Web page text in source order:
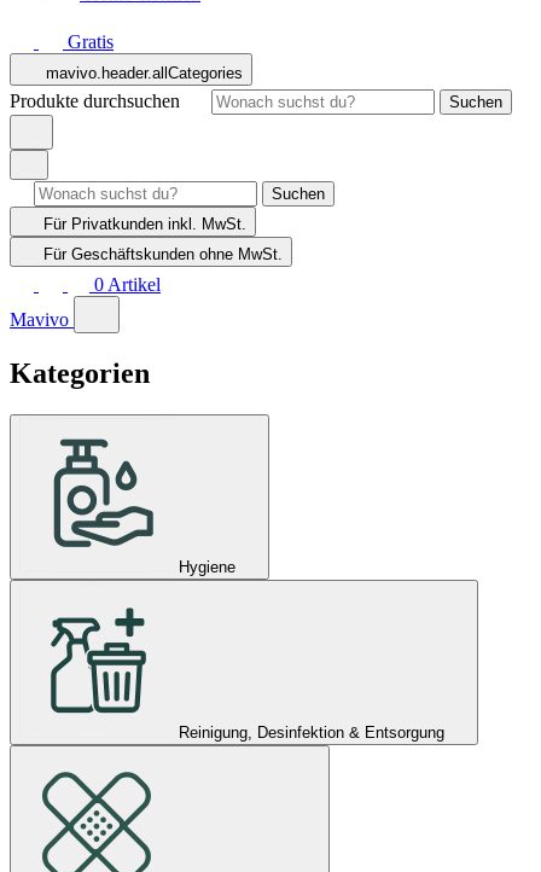
Gratis
mavivo.header.allCategories
Produkte durchsuchen Suchen
Suchen
Für Privatkunden inkl. MwSt.
Für Geschäftskunden ohne MwSt.
0 Artikel
Mavivo
Kategorien
Hygiene
Reinigung, Desinfektion & Entsorgung